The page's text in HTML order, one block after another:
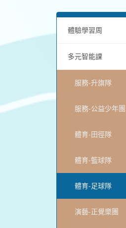
體驗學習周
多元智能課
服務-升旗隊
服務-公益少年團
體育-田徑隊
體育-籃球隊
體育-足球隊
演藝-正覺樂團